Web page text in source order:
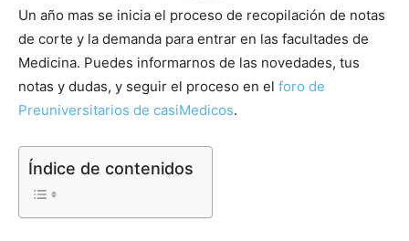
Un año mas se inicia el proceso de recopilación de notas
de corte y la demanda para entrar en las facultades de
Medicina. Puedes informarnos de las novedades, tus
notas y dudas, y seguir el proceso en el foro de
Preuniversitarios de casiMedicos.
Índice de contenidos